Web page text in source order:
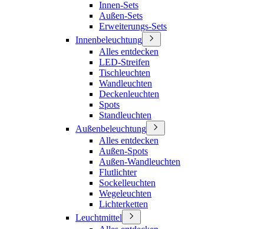
Innen-Sets
Außen-Sets
Erweiterungs-Sets
Innenbeleuchtung
Alles entdecken
LED-Streifen
Tischleuchten
Wandleuchten
Deckenleuchten
Spots
Standleuchten
Außenbeleuchtung
Alles entdecken
Außen-Spots
Außen-Wandleuchten
Flutlichter
Sockelleuchten
Wegeleuchten
Lichterketten
Leuchtmittel